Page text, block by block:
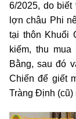
6/2025, do biết
lợn châu Phi
tại thôn Khuổi
kiếm, thu
Bằng, sau đó
Chiến để giết
Tràng Định (cũ)